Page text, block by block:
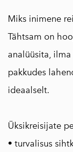
Miks inimene
Tähtsam on
analüüsita,
pakkudes
ideaalselt.
Üksikreisijate
• turvalisus